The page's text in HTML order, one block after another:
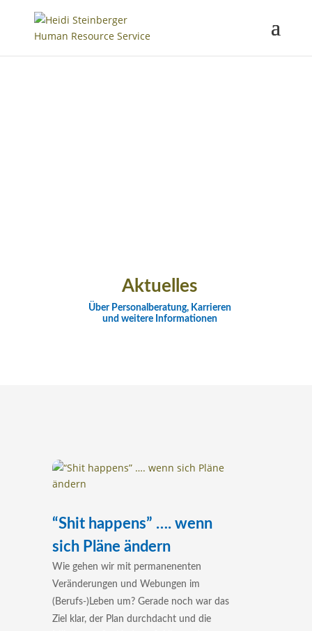
Aktuelles
Über Personalberatung, Karrieren
und weitere Informationen
“Shit happens” …. wenn
sich Pläne ändern
Wie gehen wir mit permanenenten
Veränderungen und Webungen im
(Berufs-)Leben um? Gerade noch war das
Ziel klar, der Plan durchdacht und die